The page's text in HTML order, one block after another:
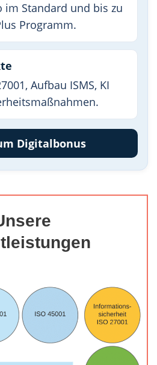
im Standard und bis zu
Programm.
Aufbau ISMS, KI
Digitalbonus